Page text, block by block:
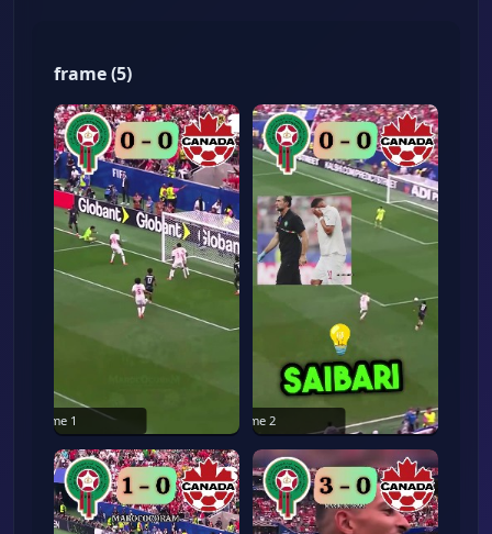
frame(5)
Frame 1 Frame 2